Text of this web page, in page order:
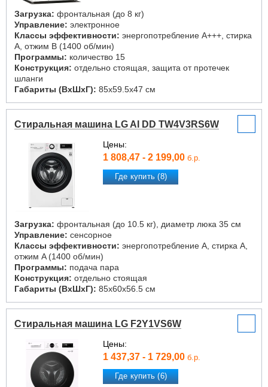
Загрузка: фронтальная (до 8 кг)
Управление: электронное
Классы эффективности: энергопотребление A+++, стирка
A, отжим B (1400 об/мин)
Программы: количество 15
Конструкция: отдельно стоящая, защита от протечек
шланги
Габариты (ВxШxГ): 85x59.5x47 см
Стиральная машина LG AI DD TW4V3RS6W
Цены:
1 808,47 - 2 199,00 б.р.
Где купить (8)
Загрузка: фронтальная (до 10.5 кг), диаметр люка 35 см
Управление: сенсорное
Классы эффективности: энергопотребление A, стирка A,
отжим A (1400 об/мин)
Программы: подача пара
Конструкция: отдельно стоящая
Габариты (ВxШxГ): 85x60x56.5 см
Стиральная машина LG F2Y1VS6W
Цены:
1 437,37 - 1 729,00 б.р.
Где купить (6)